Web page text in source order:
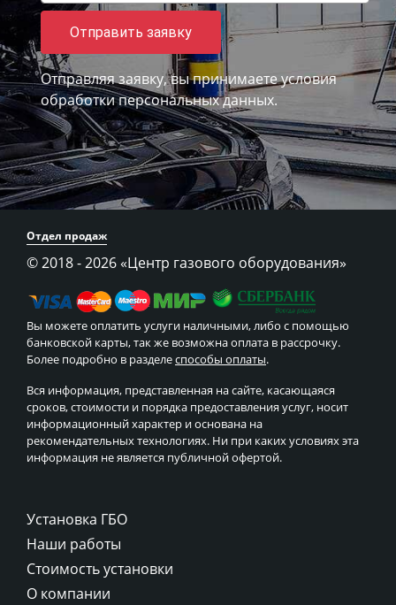
Отправить заявку
Отправляя заявку, вы принимаетеусловия
обработки персональных данных.
Отдел продаж
© 2018 - 2026 «Центр газового оборудования»
Вы можете оплатить услуги наличными, либо с помощью
банковской карты, так же возможна оплата в рассрочку.
Более подробно в разделеспособы оплаты.
Вся информация, представленная на сайте, касающаяся
сроков, стоимости и порядка предоставления услуг, носит
информационный характер и основана на
рекомендательных технологиях. Ни при каких условиях эта
информация не является публичной офертой.
Установка ГБО
Наши работы
Стоимость установки
О компании